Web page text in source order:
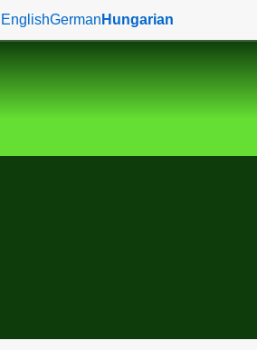
EnglishGerman Hungarian